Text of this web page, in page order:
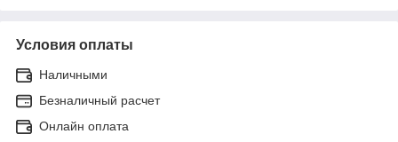
Условия оплаты
Наличными
Безналичный расчет
Онлайн оплата